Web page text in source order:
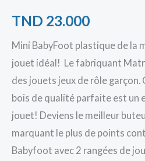
TND 23.000
Mini BabyFoot plastique de la
jouet idéal! Le fabriquant
des jouets jeux de rôle
bois de qualité parfaite est un
jouet! Deviens le meilleur
marquant le plus de points
Babyfoot avec 2 rangées de